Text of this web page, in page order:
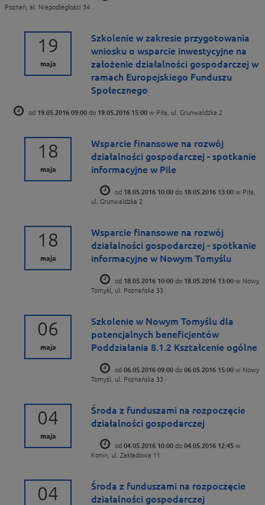
Poznań, al. Niepodległości 34
19
maja
Szkolenie w zakresie przygotowania
wniosku o wsparcie inwestycyjne na
założenie działalności gospodarczej w
ramach Europejskiego Funduszu
Społecznego
od 19.05.2016 09:00 do 19.05.2016 15:00 w Piła, ul. Grunwaldzka 2
18
maja
Wsparcie finansowe na rozwój
działalności gospodarczej - spotkanie
informacyjne w Pile
od 18.05.2016 10:00 do 18.05.2016 13:00 w Piła,
ul. Grunwaldzka 2
18
maja
Wsparcie finansowe na rozwój
działalności gospodarczej - spotkanie
informacyjne w Nowym Tomyślu
od 18.05.2016 10:00 do 18.05.2016 13:00 w Nowy
Tomyśl, ul. Poznańska 33
06
maja
Szkolenie w Nowym Tomyślu dla
potencjalnych beneficjentów
Poddziałania 8.1.2 Kształcenie ogólne
od 06.05.2016 09:00 do 06.05.2016 15:00 w Nowy
Tomyśl, ul. Poznańska 33
04
maja
Środa z funduszami na rozpoczęcie
działalności gospodarczej
od 04.05.2016 10:00 do 04.05.2016 12:45 w
Konin, ul. Zakładowa 11
04
Środa z funduszami na rozpoczęcie
działalności gospodarczej